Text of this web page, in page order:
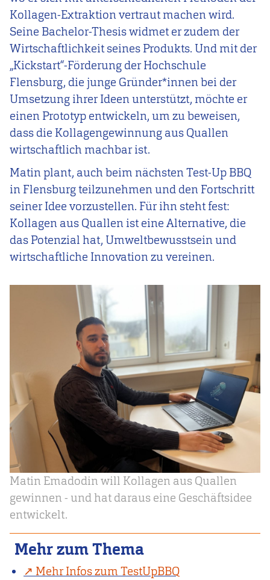
Kollagen-Extraktion vertraut machen wird.
Seine Bachelor-Thesis widmet er zudem der
Wirtschaftlichkeit seines Produkts. Und mit der
„Kickstart“-Förderung der Hochschule
Flensburg, die junge Gründer*innen bei der
Umsetzung ihrer Ideen unterstützt, möchte er
einen Prototyp entwickeln, um zu beweisen,
dass die Kollagengewinnung aus Quallen
wirtschaftlich machbar ist.
Matin plant, auch beim nächsten Test-Up BBQ
in Flensburg teilzunehmen und den Fortschritt
seiner Idee vorzustellen. Für ihn steht fest:
Kollagen aus Quallen ist eine Alternative, die
das Potenzial hat, Umweltbewusstsein und
wirtschaftliche Innovation zu vereinen.
Matin Emadodin will Kollagen aus Quallen
gewinnen - und hat daraus eine Geschäftsidee
entwickelt.
Mehr zum Thema
Mehr Infos zum TestUpBBQ